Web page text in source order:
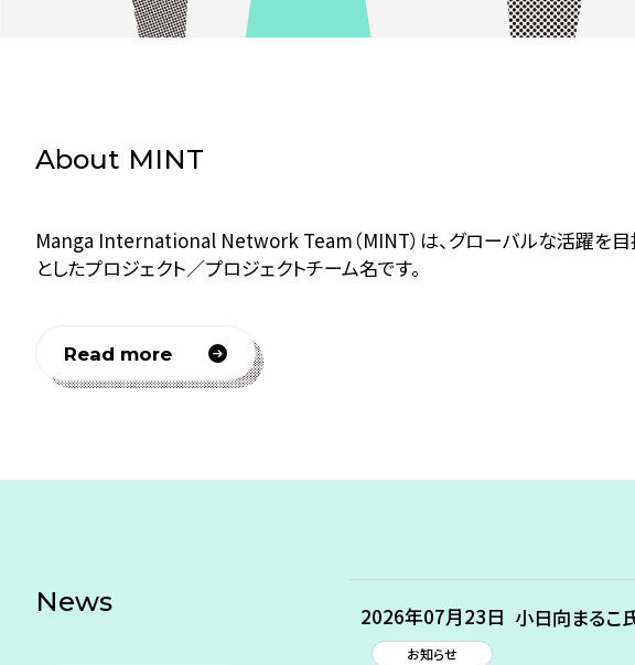
About MINT
Manga International Network Team（MINT）は、グローバルな活躍を目
としたプロジェクト／プロジェクトチーム名です。
Read more
News 2026年07月23日
お知らせ
小日向まるこ